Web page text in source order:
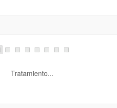
Tratamiento...